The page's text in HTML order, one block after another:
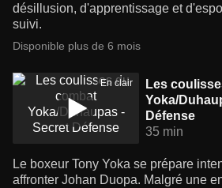
désillusion, d'apprentissage et
suivi.
Disponible plus de 6 mois
En clair
Les
Yoka/
Défense
35 min
Le boxeur Tony Yoka se prépare
affronter Johan Duopa. Malgré une